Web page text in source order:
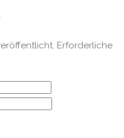
Erforderliche